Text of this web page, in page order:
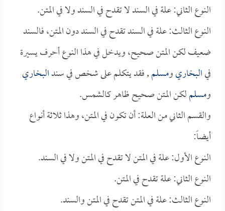
النوع الثاني: علة في السند لا تقدح في السند ولا في المتن.
النوع الثالث: علة في السند تقدح في السند دون المتن، فالسند
ضعيف لكن المتن صحيح، ويدخل في هذا النوع أحرف يسيرة
فيالبخاريومسلم, فقد يتكلم على شخص في سندالبخاري
ومسلملكن المتن صحيح ظاهر كالشمس.
والقسم الثاني من العلة: أن تكون في المتن، وهذا ثلاثة أنواع
أيضاً:
النوع الأول: علة في المتن لا تقدح في المتن ولا في السند.
النوع الثاني: علة تقدح في المتن.
النوع الثالث: علة في المتن تقدح في المتن والسند.